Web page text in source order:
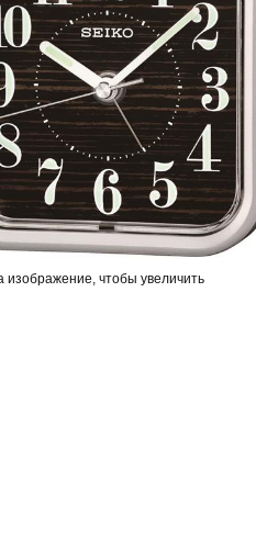
изображение, чтобы увеличить